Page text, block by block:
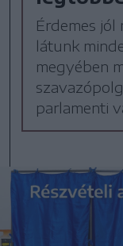
Érdemes jól
látunk
megyében
parlamenti